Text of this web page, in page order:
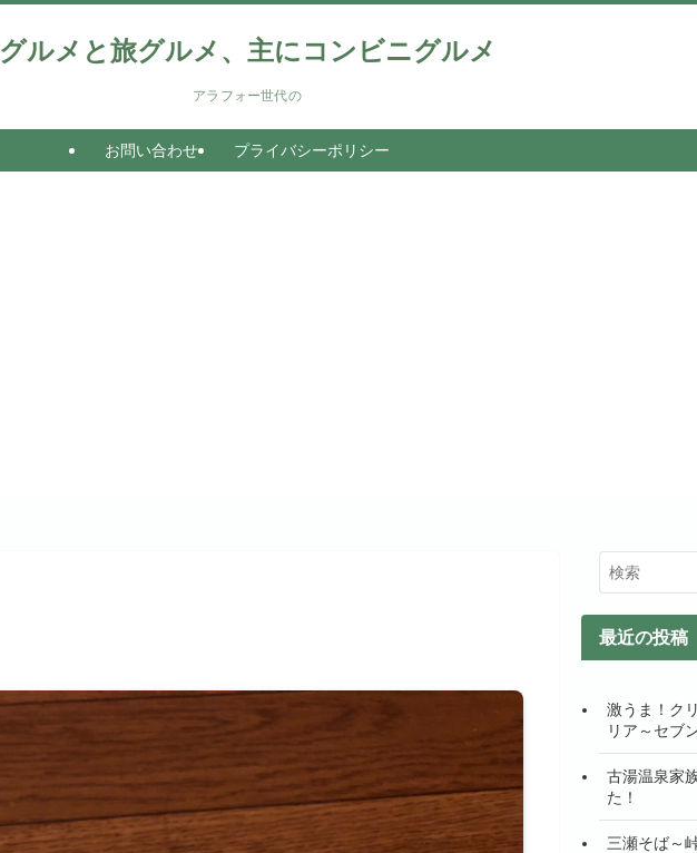
グルメと旅グルメ、主にコンビニグルメ
アラフォー世代の
お問い合わせ プライバシーポリシー
最近の投稿
激うま！ク
リア～セブ
古湯温泉家
た！
三瀬そば～